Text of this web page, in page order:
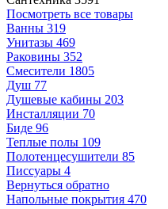
Посмотреть все товары
Ванны 319
Унитазы 469
Раковины 352
Смесители 1805
Душ 77
Душевые кабины 203
Инсталляции 70
Биде 96
Теплые полы 109
Полотенцесушители 85
Писсуары 4
Вернуться обратно
Напольные покрытия 470